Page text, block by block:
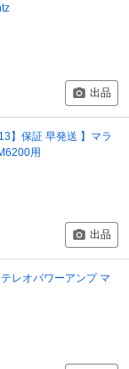
出品
】保証 早発送 】マラ
用
出品
レオパワーアンプ マ